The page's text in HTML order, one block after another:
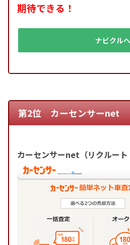
期待できる！
ナビクルへ
第2位 カーセンサーnet
カーセンサーnet（リクルート